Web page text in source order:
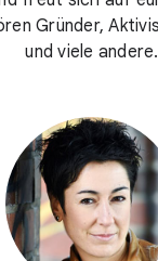
Gründer,
und viele andere.